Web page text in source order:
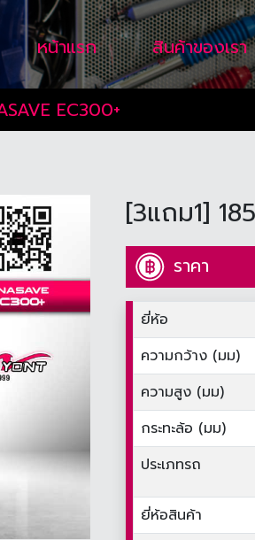
หน้าแรก สินค้าของเรา
EC300+
[3แถม1]
ราคา
ยี่ห้อ
ความกว้าง (มม)
ความสูง (มม)
กระทะล้อ (มม)
ประเภทรถ
ยี่ห้อสินค้า